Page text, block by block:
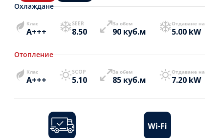
Охлаждане
Клас
A+++
SEER
8.50
За обем
90 куб.м
Отдаване на
5.00 kW
Отопление
Клас
A+++
SCOP
5.10
За обем
85 куб.м
Отдаване на
7.20 kW